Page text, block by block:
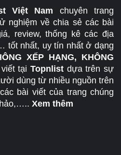
Việt Nam chuyên trang
nghiệm về chia sẻ các bài
review, thống kê các địa
tốt nhất, uy tín nhất ở dạng
XẾP HẠNG, KHÔNG
viết tạiTopnlist dựa trên sự
dùng từ nhiều nguồn trên
bài viết của trang chúng
Xem thêm